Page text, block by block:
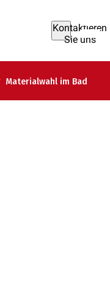
Kontaktieren
Sie uns
Materialwahl im Bad